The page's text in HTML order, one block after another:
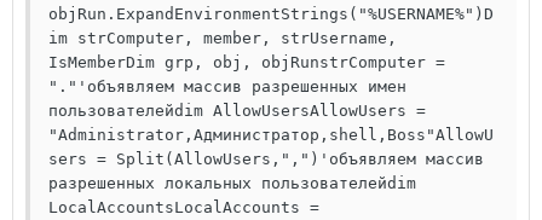
objRun.ExpandEnvironmentStrings("%USERNAME%")D
im strComputer, member, strUsername,
IsMemberDim grp, obj, objRunstrComputer =
"."'объявляем массив разрешенных имен
пользователейdim AllowUsersAllowUsers =
"Administrator,Администратор,shell,Boss"AllowU
sers = Split(AllowUsers,",")'объявляем массив
разрешенных локальных пользователейdim
LocalAccountsLocalAccounts =